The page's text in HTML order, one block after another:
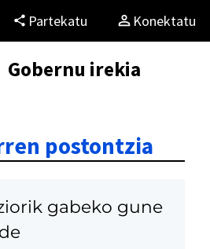
Partekatu Konektatu
Gobernu irekia
postontzia
gabeko gune